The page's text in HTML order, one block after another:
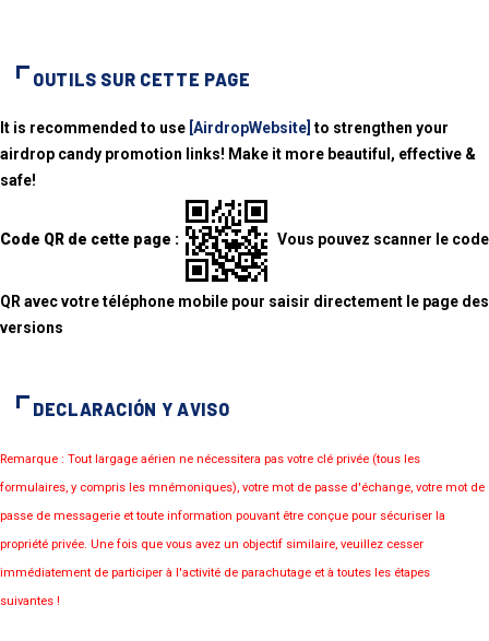
OUTILS SUR CETTE PAGE
It is recommended to use [AirdropWebsite] to strengthen your
airdrop candy promotion links! Make it more beautiful, effective &
safe!
Code QR de cette page : Vous pouvez scanner le code
QR avec votre téléphone mobile pour saisir directement le page des
versions
DECLARACIÓN Y AVISO
Remarque : Tout largage aérien ne nécessitera pas votre clé privée (tous les
formulaires, y compris les mnémoniques), votre mot de passe d'échange, votre mot de
passe de messagerie et toute information pouvant être conçue pour sécuriser la
propriété privée. Une fois que vous avez un objectif similaire, veuillez cesser
immédiatement de participer à l'activité de parachutage et à toutes les étapes
suivantes !